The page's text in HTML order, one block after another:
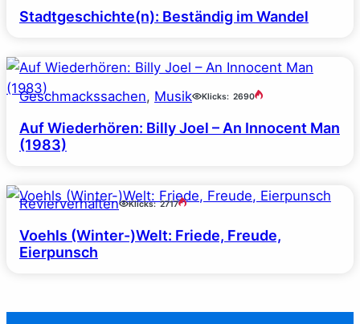
Stadtgeschichte(n): Beständig im Wandel
Geschmackssachen, Musik Klicks: 2690
Auf Wiederhören: Billy Joel – An Innocent Man
(1983)
Revierverhalten Klicks: 2717
Voehls (Winter-)Welt: Friede, Freude,
Eierpunsch